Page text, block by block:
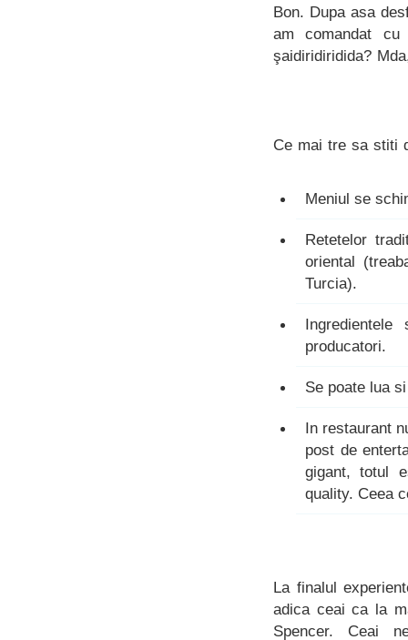
Bon. Dupa asa
am comandat
şaidiridiridida?
Ce mai tre sa stiti
Meniul se
Retetelor
oriental
Turcia).
producatori.
Se poate lua
In restaurant
post de
gigant, totul
quality. Ceea
La finalul
adica ceai ca la
Spencer. Ceai